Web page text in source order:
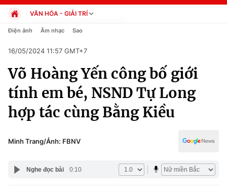
Chuyên mục
Chính trị
Xã hội
Pháp luật
Y tế
VĂN HÓA - GIẢI TRÍ
Chính trị
Pháp luật
Kinh tế
Thể thao
Truyền hình
Văn hóa - Giải trí
Công nghệ
Điện ảnh Âm nhạc Sao
16/05/2024 11:57 GMT+7
Võ Hoàng Yến công bố giới
tính em bé, NSND Tự Long
hợp tác cùng Bằng Kiều
Minh Trang/Ảnh: FBNV
Nghe đọc bài 0:10